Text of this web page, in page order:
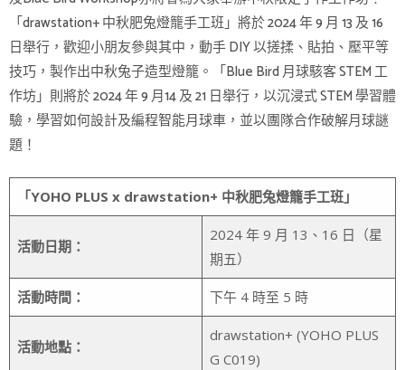
「drawstation+ 中秋肥兔燈籠手工班」將於 2024 年 9 月 13 及 16
日舉行，歡迎小朋友參與其中，動手 DIY 以搓揉、貼拍、壓平等
技巧，製作出中秋兔子造型燈籠。「Blue Bird 月球駭客 STEM 工
作坊」則將於 2024 年 9 月14 及 21 日舉行，以沉浸式 STEM 學習體
驗，學習如何設計及編程智能月球車，並以團隊合作破解月球謎
題！
「YOHO PLUS x drawstation+ 中秋肥兔燈籠手工班」
活動日期：
2024 年 9 月 13、16 日（星
期五）
活動時間： 下午 4 時至 5 時
活動地點：
drawstation+ (YOHO PLUS
G C019)